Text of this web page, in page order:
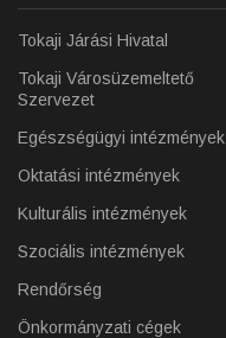
Tokaji Járási Hivatal
Tokaji Városüzemeltető
Szervezet
Egészségügyi intézmények
Oktatási intézmények
Kulturális intézmények
Szociális intézmények
Rendőrség
Önkormányzati cégek